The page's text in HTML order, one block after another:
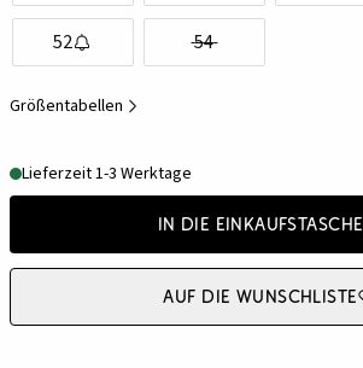
52 54
Größentabellen
Lieferzeit 1-3 Werktage
In die Einkaufstasche
Auf die Wunschliste